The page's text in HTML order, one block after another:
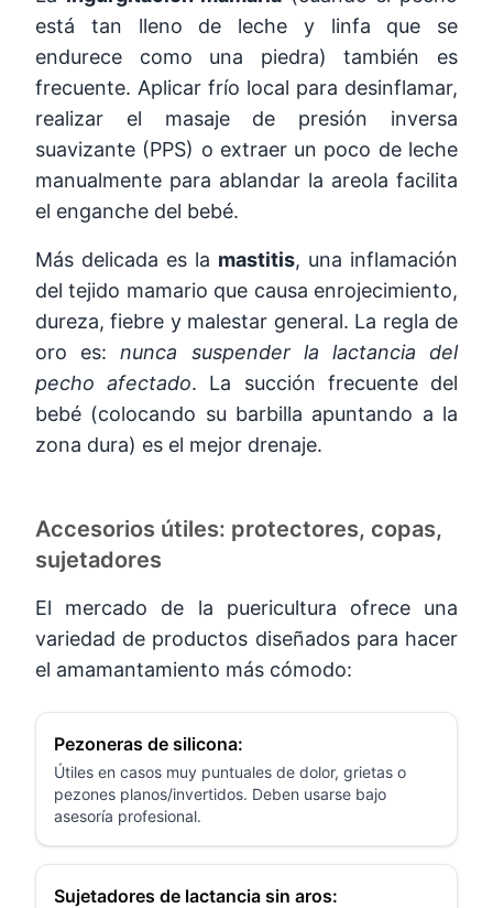
está tan lleno de leche y linfa que se
endurece como una piedra) también es
frecuente. Aplicar frío local para desinflamar,
realizar el masaje de presión inversa
suavizante (PPS) o extraer un poco de leche
manualmente para ablandar la areola facilita
el enganche del bebé.
Más delicada es la mastitis, una inflamación
del tejido mamario que causa enrojecimiento,
dureza, fiebre y malestar general. La regla de
oro es:nunca suspender la lactancia del
pecho afectado. La succión frecuente del
bebé (colocando su barbilla apuntando a la
zona dura) es el mejor drenaje.
Accesorios útiles: protectores, copas,
sujetadores
El mercado de la puericultura ofrece una
variedad de productos diseñados para hacer
el amamantamiento más cómodo:
Pezoneras de silicona:
Útiles en casos muy puntuales de dolor, grietas o
pezones planos/invertidos. Deben usarse bajo
asesoría profesional.
Sujetadores de lactancia sin aros: